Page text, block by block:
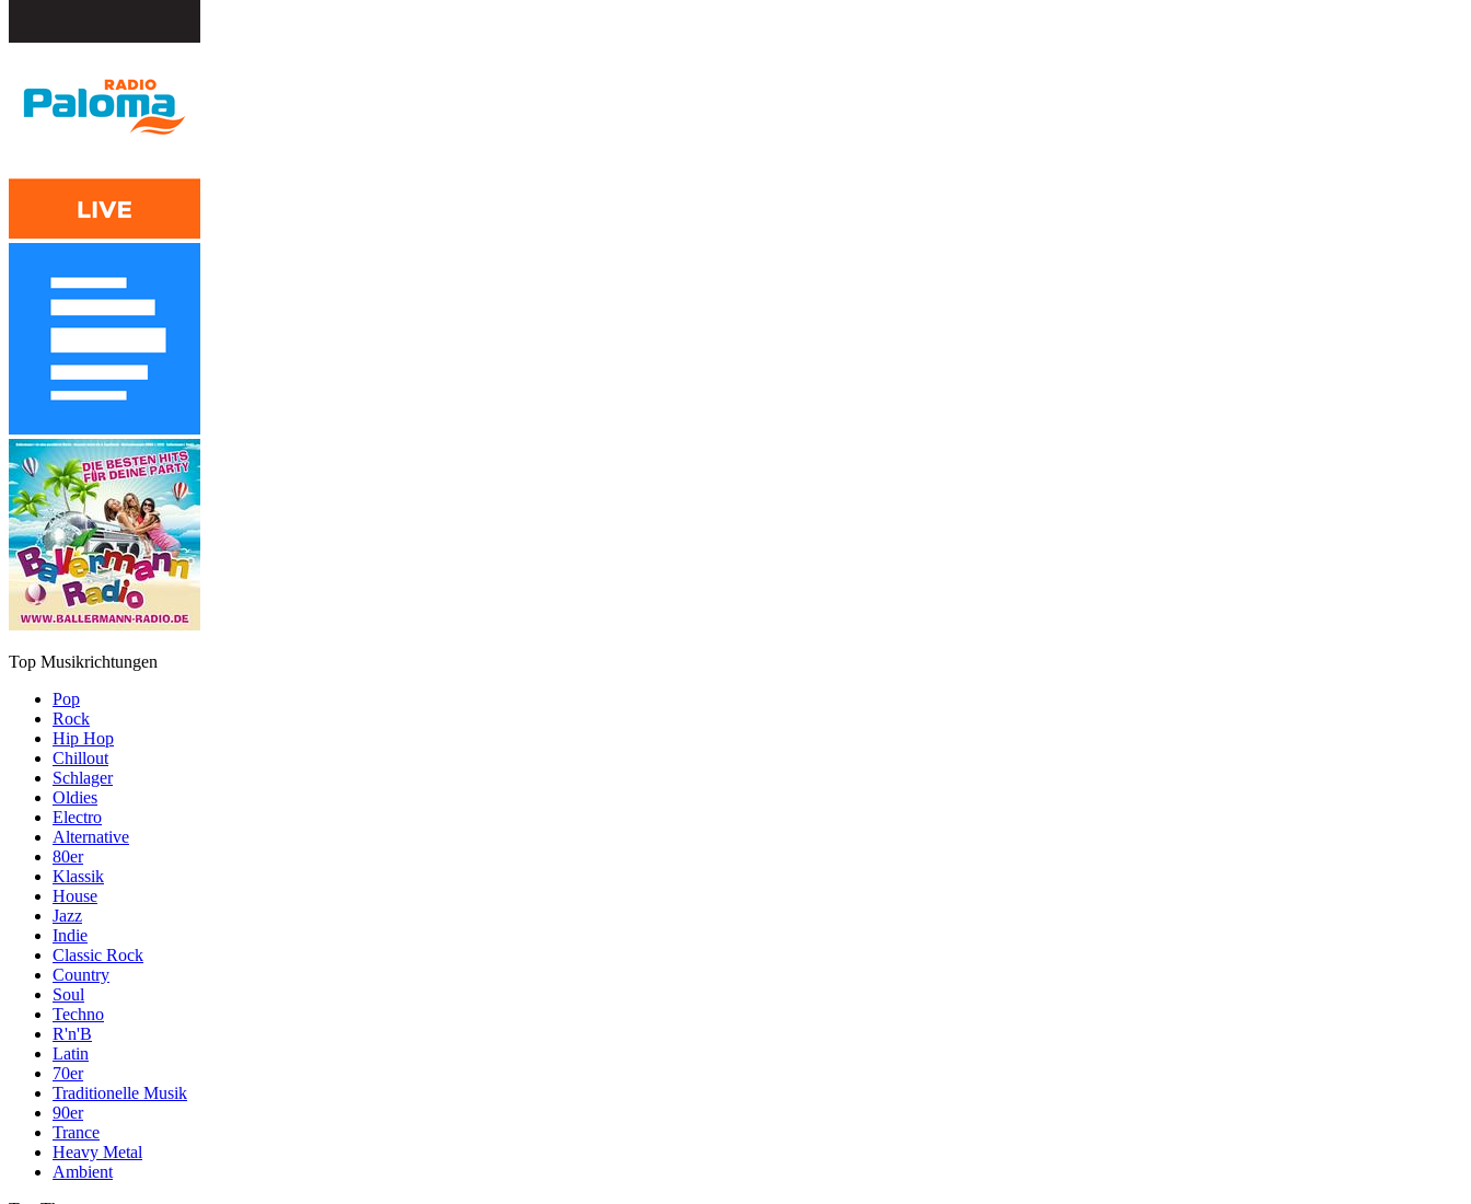
Top Musikrichtungen
Pop
Rock
Hip Hop
Chillout
Schlager
Oldies
Electro
Alternative
80er
Klassik
House
Jazz
Indie
Classic Rock
Country
Soul
Techno
R'n'B
Latin
70er
Traditionelle Musik
90er
Trance
Heavy Metal
Ambient